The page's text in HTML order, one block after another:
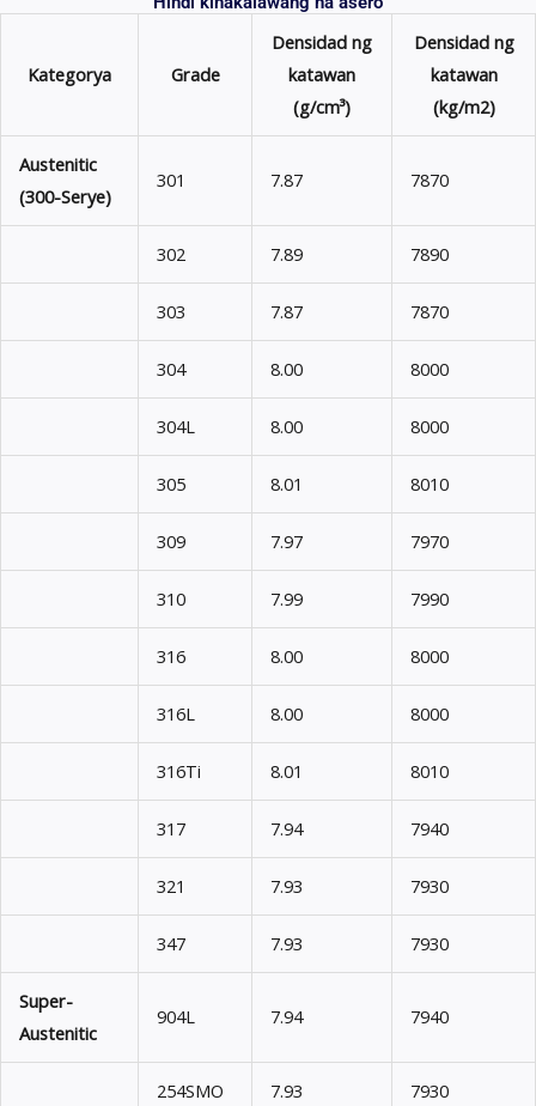
Kategorya Grade
Densidad ng
katawan
(g/cm³)
Densidad ng
katawan
(kg/m2)
Austenitic
(300-Serye)
301 7.87 7870
302 7.89 7890
303 7.87 7870
304 8.00 8000
304L 8.00 8000
305 8.01 8010
309 7.97 7970
310 7.99 7990
316 8.00 8000
316L 8.00 8000
316Ti 8.01 8010
317 7.94 7940
321 7.93 7930
347 7.93 7930
Super-
Austenitic
904L 7.94 7940
254SMO 7.93 7930